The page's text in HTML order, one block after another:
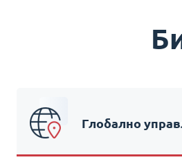
Глобално